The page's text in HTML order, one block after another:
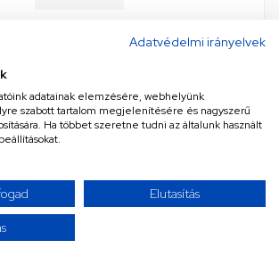
Adatvédelmi irányelvek
adatainak elemzésére, webhelyünk
szabott tartalom megjelenítésére és nagyszerű
Ha többet szeretne tudni az általunk használt
Elutasítás
HAJDU bojler
15 vagy több munkanapon belül